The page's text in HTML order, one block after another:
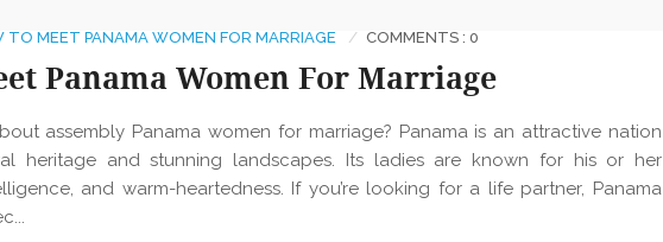
TO MEET PANAMA WOMEN FOR MARRIAGE COMMENTS : 0
Panama Women For Marriage
assembly Panama women for marriage? Panama is an attractive nation
heritage and stunning landscapes. Its ladies are known for his or her
and warm-heartedness. If you’re looking for a life partner, Panama